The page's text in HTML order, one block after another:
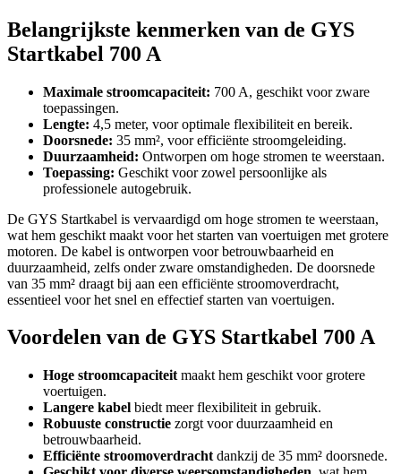
Belangrijkste kenmerken van de GYS
Startkabel 700 A
Maximale stroomcapaciteit: 700 A, geschikt voor zware
toepassingen.
Lengte: 4,5 meter, voor optimale flexibiliteit en bereik.
Doorsnede: 35 mm², voor efficiënte stroomgeleiding.
Duurzaamheid: Ontworpen om hoge stromen te weerstaan.
Toepassing: Geschikt voor zowel persoonlijke als
professionele autogebruik.
De GYS Startkabel is vervaardigd om hoge stromen te weerstaan,
wat hem geschikt maakt voor het starten van voertuigen met grotere
motoren. De kabel is ontworpen voor betrouwbaarheid en
duurzaamheid, zelfs onder zware omstandigheden. De doorsnede
van 35 mm² draagt bij aan een efficiënte stroomoverdracht,
essentieel voor het snel en effectief starten van voertuigen.
Voordelen van de GYS Startkabel 700 A
Hoge stroomcapaciteit maakt hem geschikt voor grotere
voertuigen.
Langere kabel biedt meer flexibiliteit in gebruik.
Robuuste constructie zorgt voor duurzaamheid en
betrouwbaarheid.
Efficiënte stroomoverdracht dankzij de 35 mm² doorsnede.